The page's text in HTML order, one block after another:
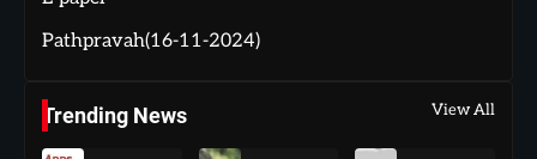
Pathpravah(16-11-2024)
Trending News View All